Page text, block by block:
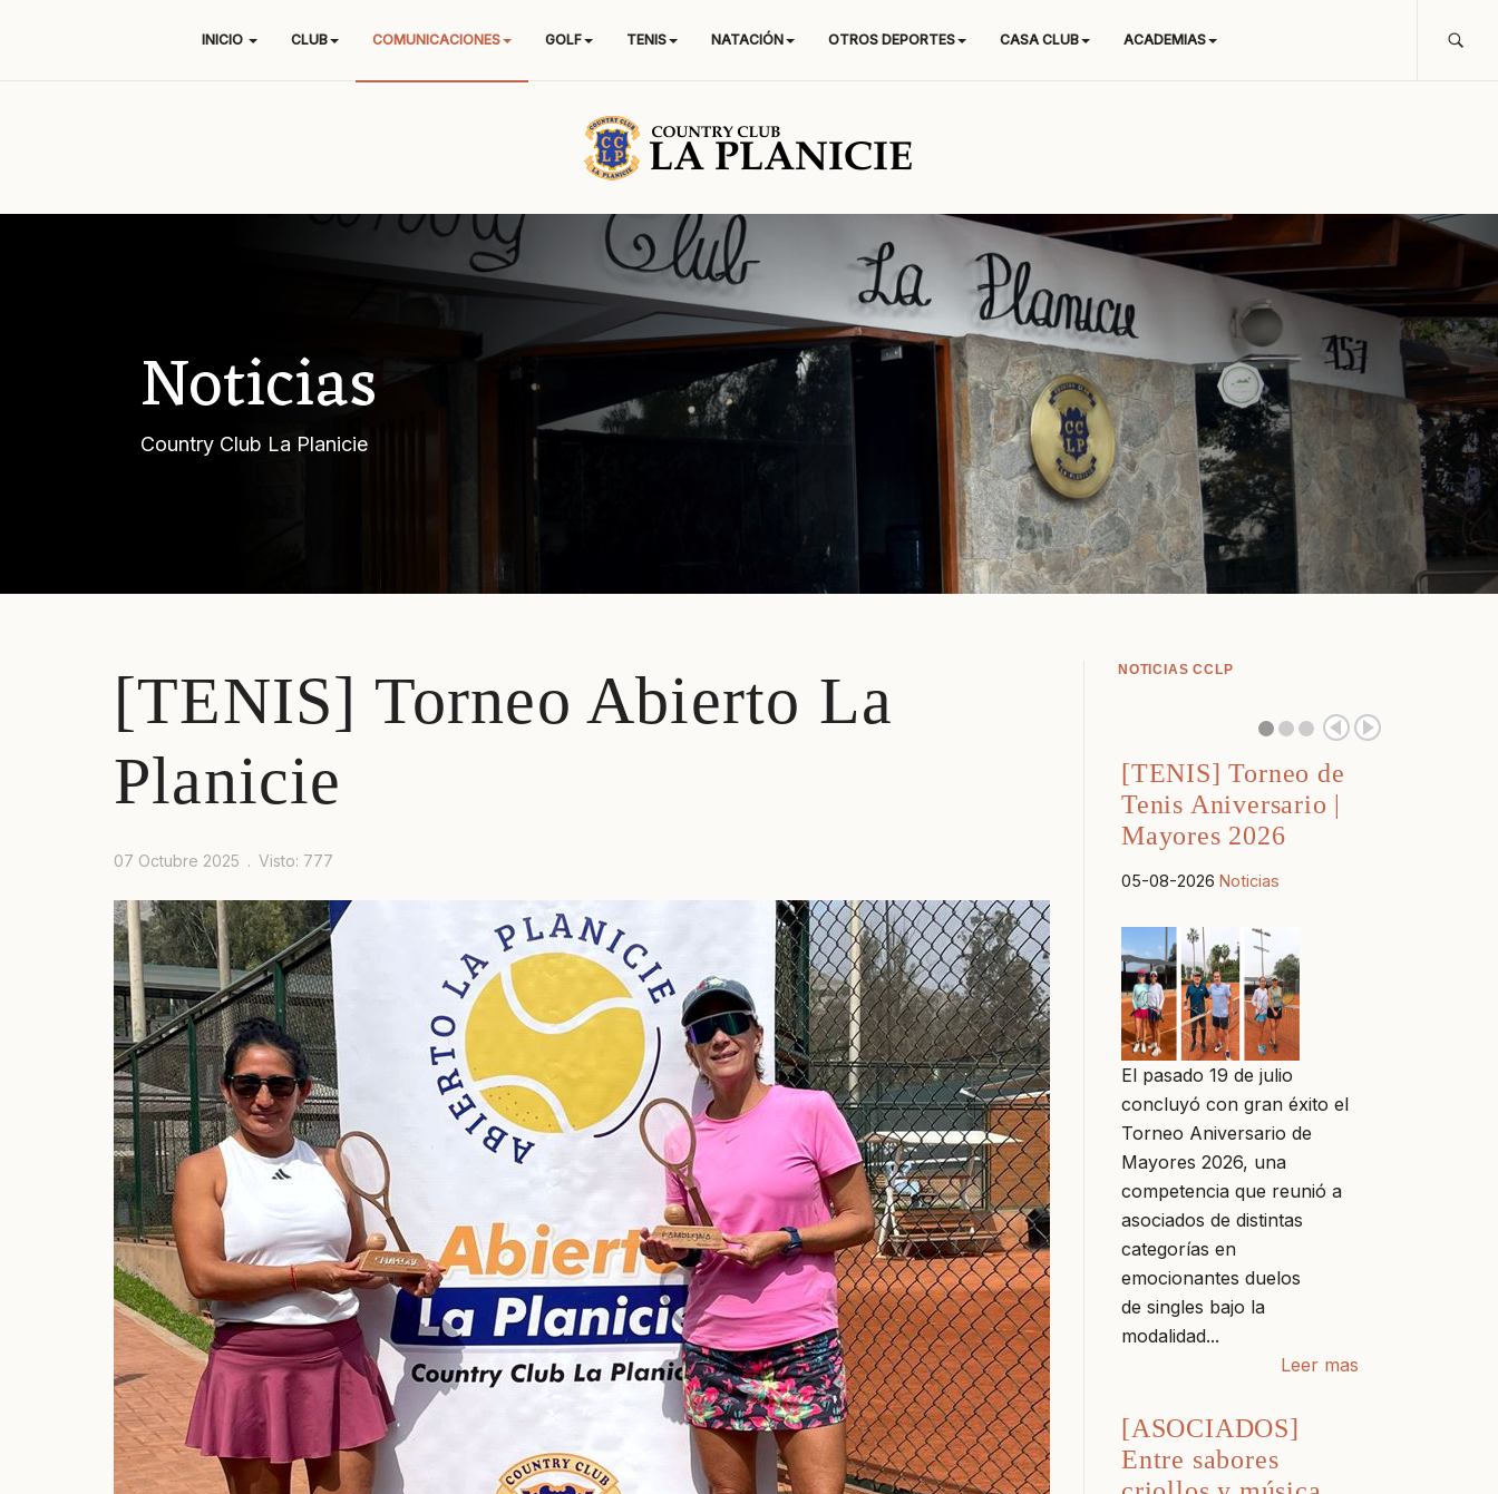
INICIO CLUB COMUNICACIONES GOLF TENIS NATACIÓN OTROS DEPORTES CASA CLUB ACADEMIAS
Noticias
Country Club La Planicie
[TENIS] Torneo Abierto La
Planicie
07 Octubre 2025 Visto: 777
NOTICIAS CCLP
[TENIS] Torneo de
Tenis Aniversario |
Mayores 2026
05-08-2026 Noticias
El pasado 19 de julio
concluyó con gran éxito el
Torneo Aniversario de
Mayores 2026, una
competencia que reunió a
asociados de distintas
categorías en
emocionantes duelos
de singles bajo la
modalidad...
Leer mas
[ASOCIADOS]
Entre sabores